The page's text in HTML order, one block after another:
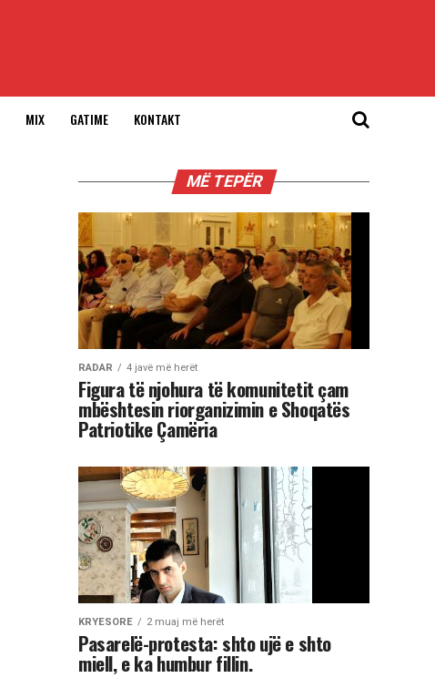
MIX GATIME KONTAKT
MË TEPËR
RADAR 4 javë më herët
Figura të njohura të komunitetit çam
mbështesin riorganizimin e Shoqatës
Patriotike Çamëria
KRYESORE 2 muaj më herët
Pasarelë-protesta: shto ujë e shto
miell, e ka humbur fillin.